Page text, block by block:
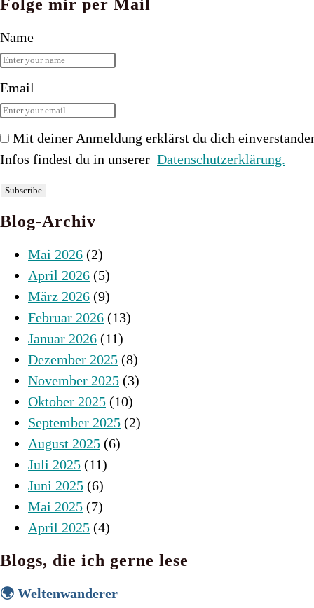
Folge mir per Mail
Name
Email
Mit deiner Anmeldung erklärst du dich
Infos findest du in unserer Datenschutzerklärung.
Blog-Archiv
Mai 2026 (2)
April 2026 (5)
März 2026 (9)
Februar 2026 (13)
Januar 2026 (11)
Dezember 2025 (8)
November 2025 (3)
Oktober 2025 (10)
September 2025 (2)
August 2025 (6)
Juli 2025 (11)
Juni 2025 (6)
Mai 2025 (7)
April 2025 (4)
Blogs, die ich gerne lese
🌍 Weltenwanderer